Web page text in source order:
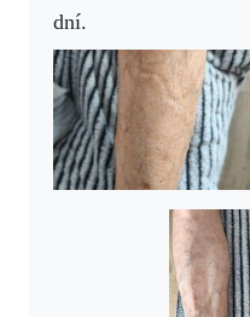
pití Activ NO drinku
170/88 a stále se
noci4x nazáchod,
už chodím jen
dní.